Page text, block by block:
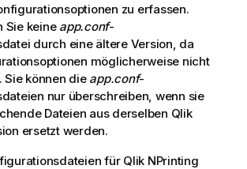
zu erfassen.
Sie keine app.conf-
durch eine ältere Version, da
möglicherweise nicht
Sie können die app.conf-
nur überschreiben, wenn sie
Dateien aus derselben Qlik
ersetzt werden.
für Qlik NPrinting